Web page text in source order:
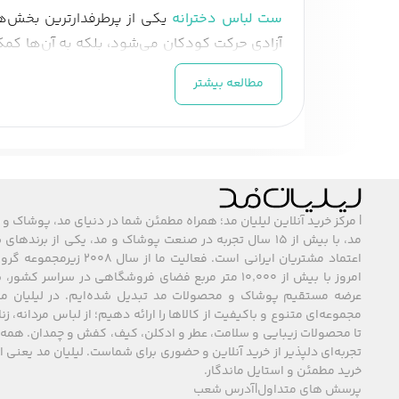
ست لباس دخترانه یکی از پرطرفدارترین
آزادی حرکت کودکان می‌شود، بلکه به آن‌ها
ارائه مجموعه‌ای گسترده از ست لباس
بهترین انتخاب را برای فرزندانشان داشته باشند.
انواع ست لباس دخترانه براساس کاربرد
ست لباس روزمره دخترانه
این ست‌ها معمولا از جنس‌های نرم و سبک
ست‌ها اهمیت زیادی دارد. طراحی شاد و
می‌سازد.
ست لباس مجلسی دخترانه
برای جشن‌ها و مهمانی‌ها، ست لباس مجلسی
توجه به سن دخترانه متفاوت است. ممکن است
می‌دهند.
مطالعه بیشتر
| مرکز خرید آنلاین لیلیان مد؛ همراه مطمئن شما در دنیای مد، پوشاک
مد، با بیش از ۱۵ سال تجربه در صنعت پوشاک و مد، یکی از
اعتماد مشتریان ایرانی است.
امروز با بیش از ۱۰٬۰۰۰ متر مربع فضای فروشگاهی در
عرضه مستقیم پوشاک و محصولات مد تبدیل شده‌ایم. در لیلیان
مجموعه‌ای متنوع و باکیفیت از کالاها را ارائه دهیم؛ از لباس مردانه،
تا محصولات زیبایی و سلامت، عطر و ادکلن، کیف، کفش و چمدان.
تجربه‌ای دلپذیر از خرید آنلاین و حضوری برای شماست. لیلیان مد
خرید مطمئن و استایل ماندگار.
پرسش های متداول|آدرس شعب